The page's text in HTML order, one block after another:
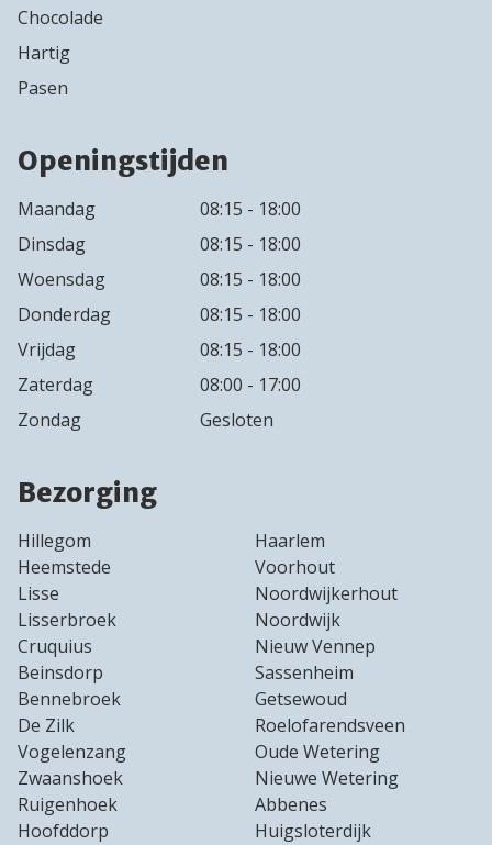
Chocolade
Hartig
Pasen
Openingstijden
Maandag
08:15 - 18:00
Dinsdag
08:15 - 18:00
Woensdag
08:15 - 18:00
Donderdag
08:15 - 18:00
Vrijdag
08:15 - 18:00
Zaterdag
08:00 - 17:00
Zondag
Gesloten
Bezorging
Hillegom
Heemstede
Lisse
Lisserbroek
Cruquius
Beinsdorp
Bennebroek
De Zilk
Vogelenzang
Zwaanshoek
Ruigenhoek
Hoofddorp
Haarlem
Voorhout
Noordwijkerhout
Noordwijk
Nieuw Vennep
Sassenheim
Getsewoud
Roelofarendsveen
Oude Wetering
Nieuwe Wetering
Abbenes
Huigsloterdijk